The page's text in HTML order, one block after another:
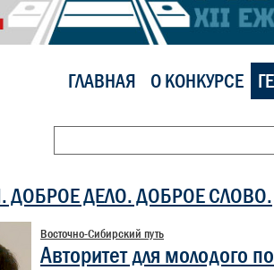
ГЛАВНАЯ О КОНКУРСЕ
ДОБРОЕ ДЕЛО. ДОБРОЕ СЛОВО.
Восточно-Сибирский путь
Авторитет для молодого